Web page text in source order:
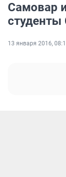
Самовар
13 января 2016,